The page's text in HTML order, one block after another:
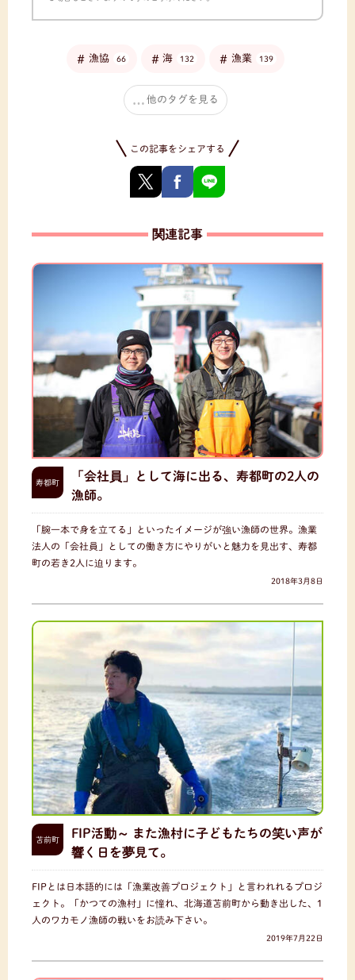
漁協 66 海 132 漁業 139
他のタグを見る
この記事をシェアする
関連記事
寿都町
「会社員」として海に出る、寿都町の2人の
漁師。
「腕一本で身を立てる」といったイメージが強い漁師の世界。漁業
法人の「会社員」としての働き方にやりがいと魅力を見出す、寿都
町の若き2人に迫ります。
2018年3月8日
苫前町
FIP活動～ また漁村に子どもたちの笑い声が
響く日を夢見て。
FIPとは日本語的には「漁業改善プロジェクト」と言われれるプロジ
ェクト。「かつての漁村」に憧れ、北海道苫前町から動き出した、1
人のワカモノ漁師の戦いをお読み下さい。
2019年7月22日